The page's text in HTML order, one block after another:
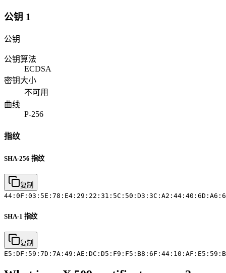
公钥 1
公钥
公钥算法
ECDSA
密钥大小
不可用
曲线
P-256
指纹
SHA-256 指纹
复制
SHA-1 指纹
复制